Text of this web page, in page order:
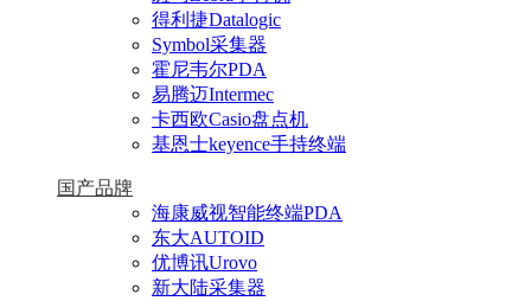
得利捷Datalogic
Symbol采集器
霍尼韦尔PDA
易腾迈Intermec
卡西欧Casio盘点机
基恩士keyence手持终端
国产品牌
海康威视智能终端PDA
东大AUTOID
优博讯Urovo
新大陆采集器